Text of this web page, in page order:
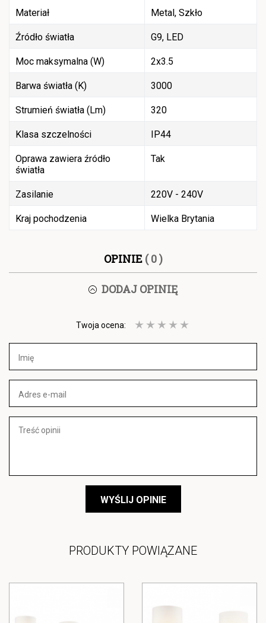
Materiał Metal, Szkło
Źródło światła G9, LED
Moc maksymalna (W) 2x3.5
Barwa światła (K) 3000
Strumień światła (Lm) 320
Klasa szczelności IP44
Oprawa zawiera źródło
światła
Tak
Zasilanie 220V - 240V
Kraj pochodzenia Wielka Brytania
OPINIE ( 0 )
DODAJ OPINIĘ
Twoja ocena:
WYŚLIJ OPINIE
PRODUKTY POWIĄZANE